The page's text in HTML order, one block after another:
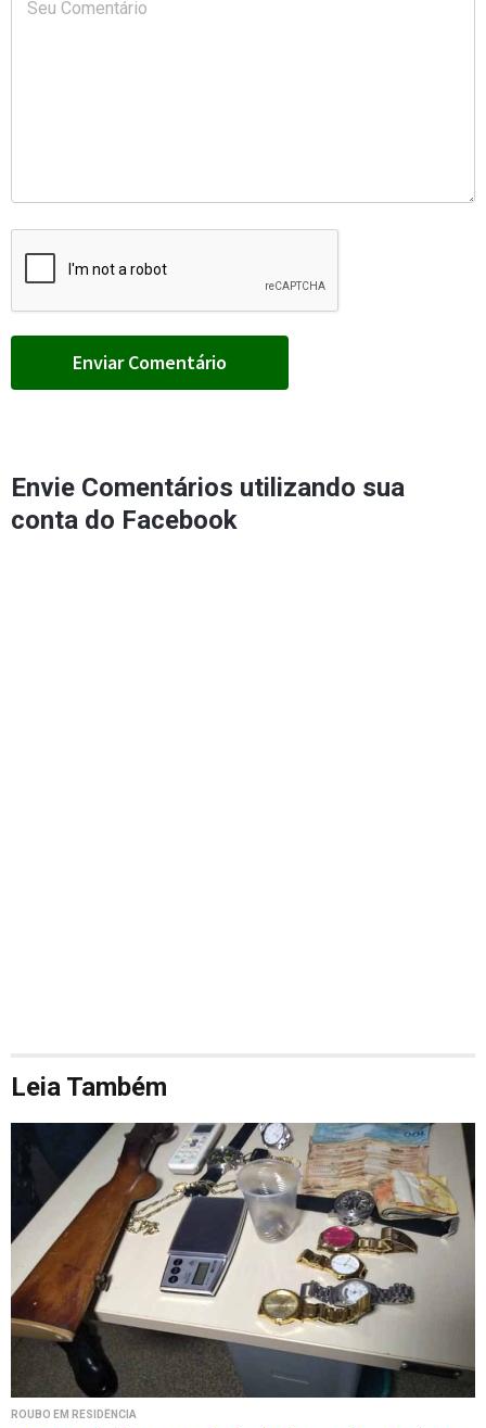
Envie Comentários utilizando sua
conta do Facebook
Leia Também
ROUBO EM RESIDÊNCIA